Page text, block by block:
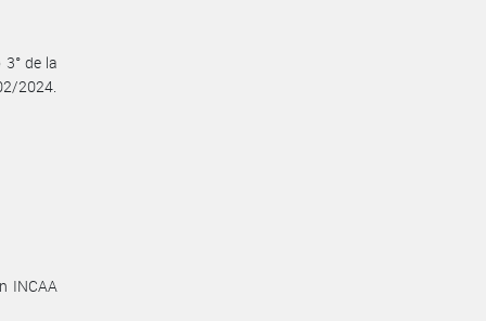
de la
2024.
INCAA